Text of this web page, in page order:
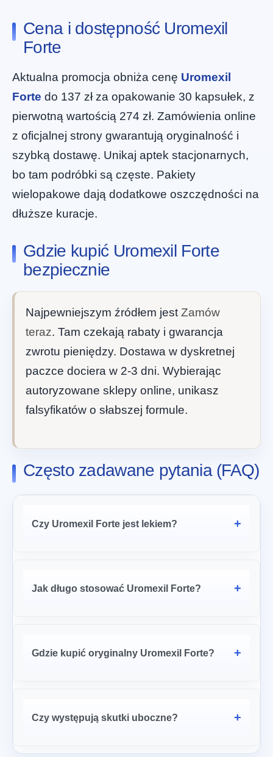
Cena i dostępność Uromexil
Forte
Aktualna promocja obniża cenę Uromexil
Forte do 137 zł za opakowanie 30 kapsułek, z
pierwotną wartością 274 zł. Zamówienia online
z oficjalnej strony gwarantują oryginalność i
szybką dostawę. Unikaj aptek stacjonarnych,
bo tam podróbki są częste. Pakiety
wielopakowe dają dodatkowe oszczędności na
dłuższe kuracje.
Gdzie kupić Uromexil Forte
bezpiecznie
Najpewniejszym źródłem jest Zamów
teraz. Tam czekają rabaty i gwarancja
zwrotu pieniędzy. Dostawa w dyskretnej
paczce dociera w 2-3 dni. Wybierając
autoryzowane sklepy online, unikasz
falsyfikatów o słabszej formule.
Często zadawane pytania (FAQ)
Czy Uromexil Forte jest lekiem?
Jak długo stosować Uromexil Forte?
Gdzie kupić oryginalny Uromexil Forte?
Czy występują skutki uboczne?